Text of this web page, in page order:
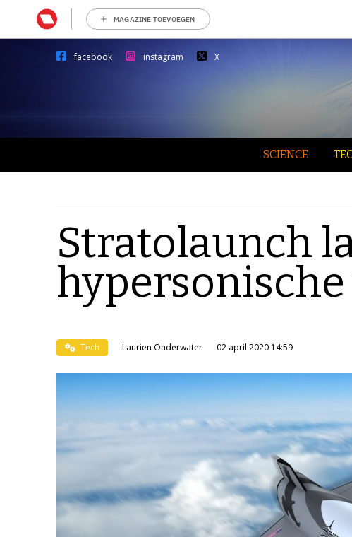
MAGAZINE TOEVOEGEN
facebook instagram X
SCIENCE
Stratolaunch
Tech Laurien Onderwater 02 april 2020 14:59